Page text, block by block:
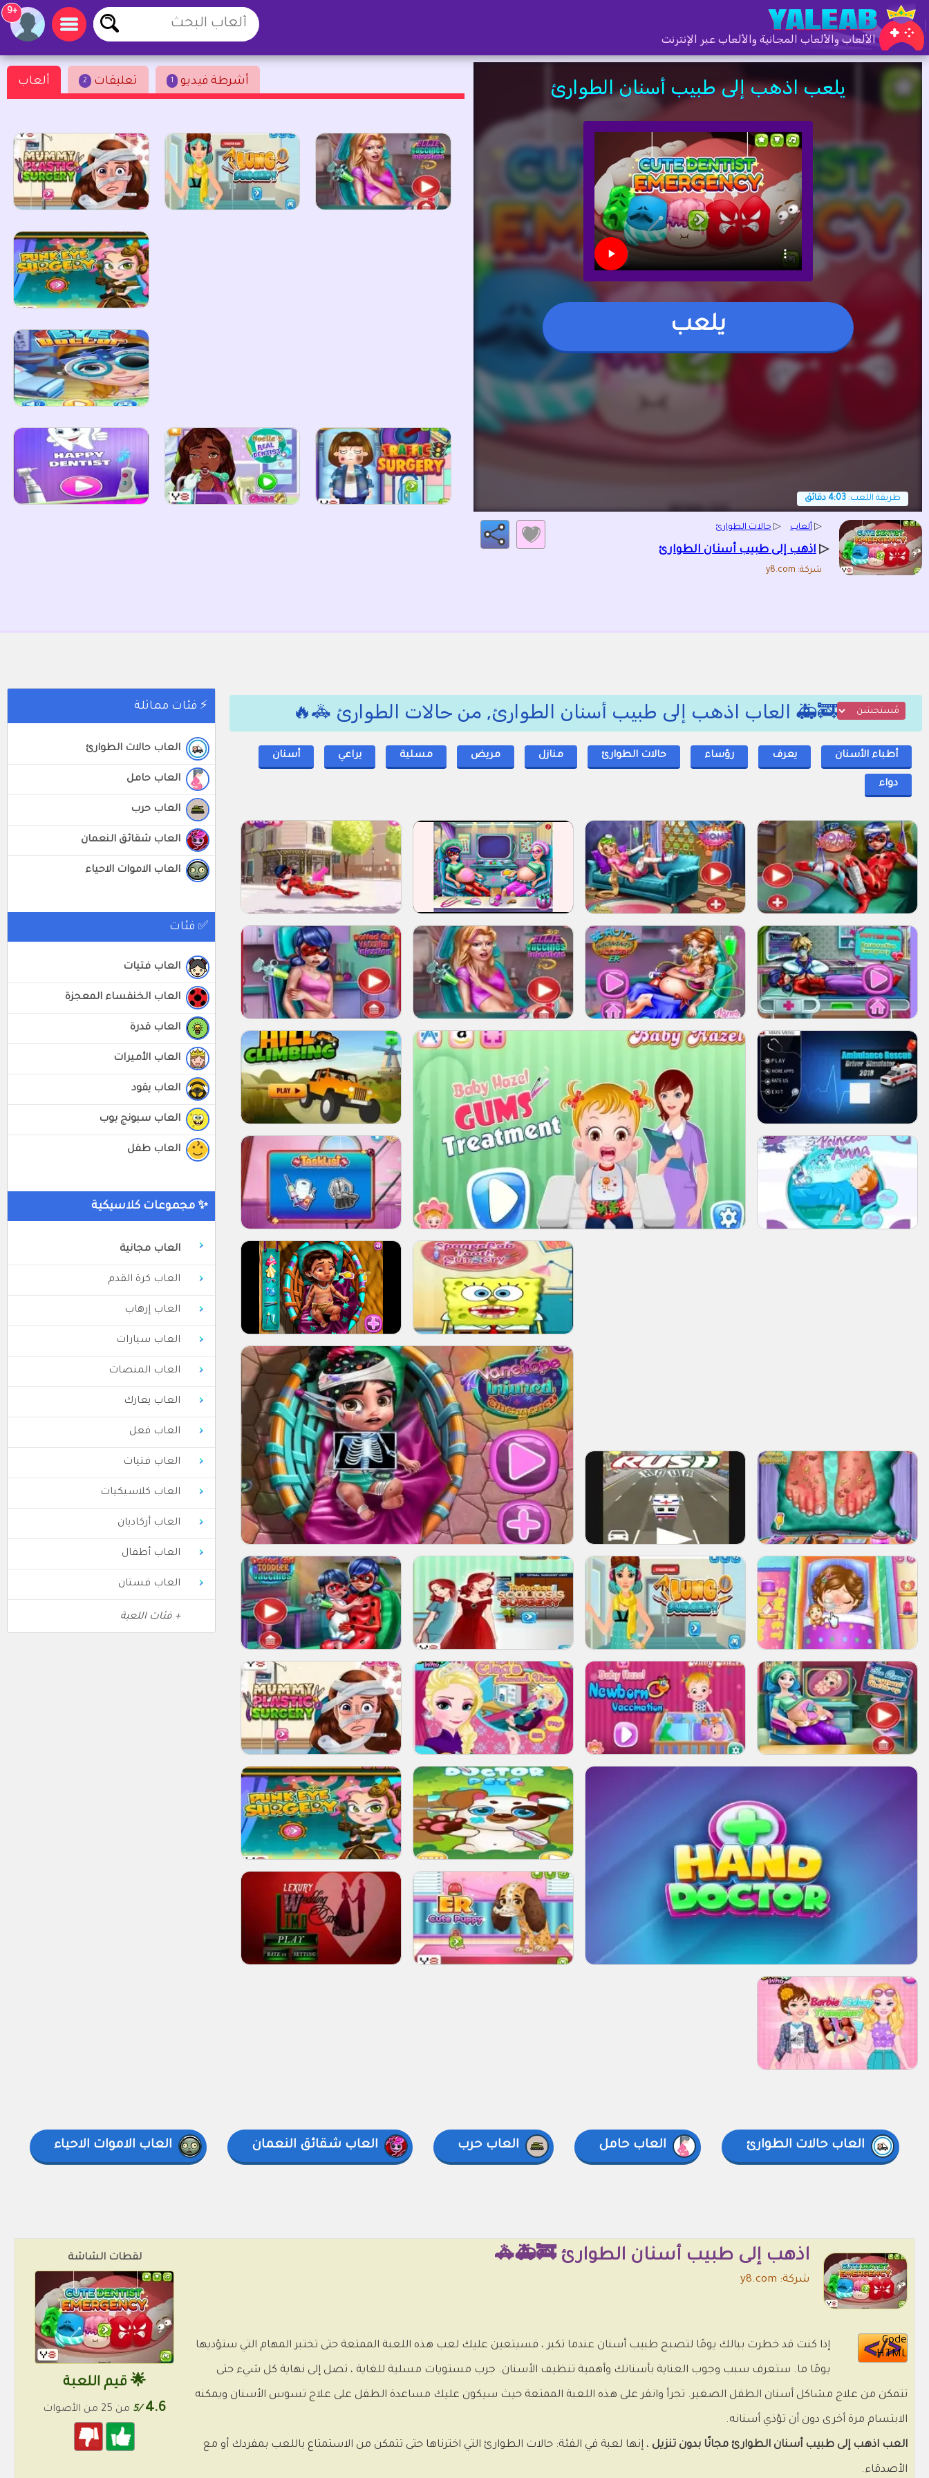
الألعاب والألعاب المجانية والألعاب عبر الإنترنت
+9
يلعب اذهب إلى طبيب أسنان الطوارئ
يلعب
طريقة اللعب: 4:03 دقائق
▷ ألعاب ▷ حالات الطوارئ
▷ اذهب إلى طبيب أسنان الطوارئ
شركة: y8.com
ألعاب 2 تعليقات 1 أشرطة فيديو
⚡ فئات مماثلة
العاب حالات الطوارئ
العاب حامل
العاب حرب
العاب شقائق النعمان
العاب الاموات الاحياء
✅ فئات
العاب فتيات
العاب الخنفساء المعجزة
العاب قدرة
العاب الأميرات
العاب يقود
العاب سبونج بوب
العاب طفل
✨ مجموعات كلاسيكية
العاب مجانية
العاب كرة القدم
العاب إرهاب
العاب سيارات
العاب المنصات
العاب يعارك
العاب فعل
العاب فتيات
العاب كلاسيكيات
العاب أركاديان
العاب أطفال
العاب فستان
+ فئات اللعبة
🚒🚑 العاب اذهب إلى طبيب أسنان الطوارئ, من حالات الطوارئ 🚓🔥
أطباء الأسنان يعرف رؤساء حالات الطوارئ منازل مريض مسلية يراعي أسنان
دواء
العاب حالات الطوارئ العاب حامل العاب حرب العاب شقائق النعمان العاب الاموات الاحياء
لقطات الشاشة
🌟 قيم اللعبة
4.6
/5 من 25 من الأصوات
اذهب إلى طبيب أسنان الطوارئ 🚒🚑🚓
شركة: y8.com
Code
HTML
إذا كنت قد خطرت ببالك يومًا لتصبح طبيب أسنان عندما تكبر ، فسيتعين عليك لعب هذه اللعبة الممتعة حتى تختبر المهام التي ستؤديها
يومًا ما. ستعرف سبب وجوب العناية بأسنانك وأهمية تنظيف الأسنان. جرب مستويات مسلية للغاية ، تصل إلى نهاية كل شيء حتى
تتمكن من علاج مشاكل أسنان الطفل الصغير. تجرأ وانقر على هذه اللعبة الممتعة حيث سيكون عليك مساعدة الطفل على علاج تسوس الأسنان ويمكنه
الابتسام مرة أخرى دون أن تؤذي أسنانه.
العب اذهب إلى طبيب أسنان الطوارئ مجانًا بدون تنزيل ، إنها لعبة في الفئة: حالات الطوارئ التي اخترناها حتى تتمكن من الاستمتاع باللعب بمفردك أو مع
الأصدقاء.